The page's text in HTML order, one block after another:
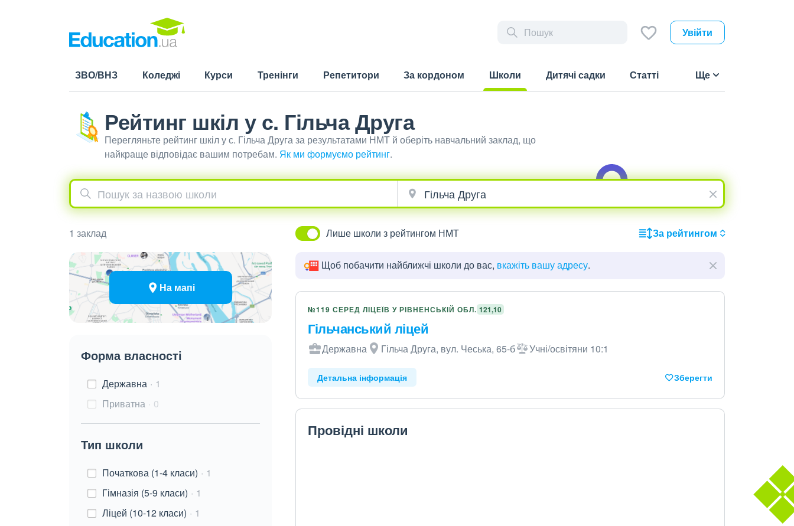
Увійти
ЗВО/ВНЗ Коледжі Курси Тренінги Репетитори За кордоном
Школи
Дитячі садки Статті Ще
Рейтинг шкіл у с. Гільча Друга
Перегляньте рейтинг шкіл у с. Гільча Друга за результатами НМТ й оберіть навчальний заклад, що
найкраще відповідає вашим потребам. Як ми формуємо рейтинг.
1 заклад Лише школи з рейтингом НМТ За рейтингом
На мапі
Форма власності
Державна
1
Приватна
0
Тип школи
Початкова (1-4 класи)
1
Гімназія (5-9 класи)
1
Ліцей (10-12 класи)
1
Щоб побачити найближчі школи до вас, вкажіть вашу адресу.
№119 СЕРЕД ЛІЦЕЇВ У РІВНЕНСЬКІЙ ОБЛ. 121,10
Гільчанський ліцей
Державна Гільча Друга, вул. Чеська, 65-б Учні/освітяни 10:1
Детальна інформація Зберегти
Провідні школи